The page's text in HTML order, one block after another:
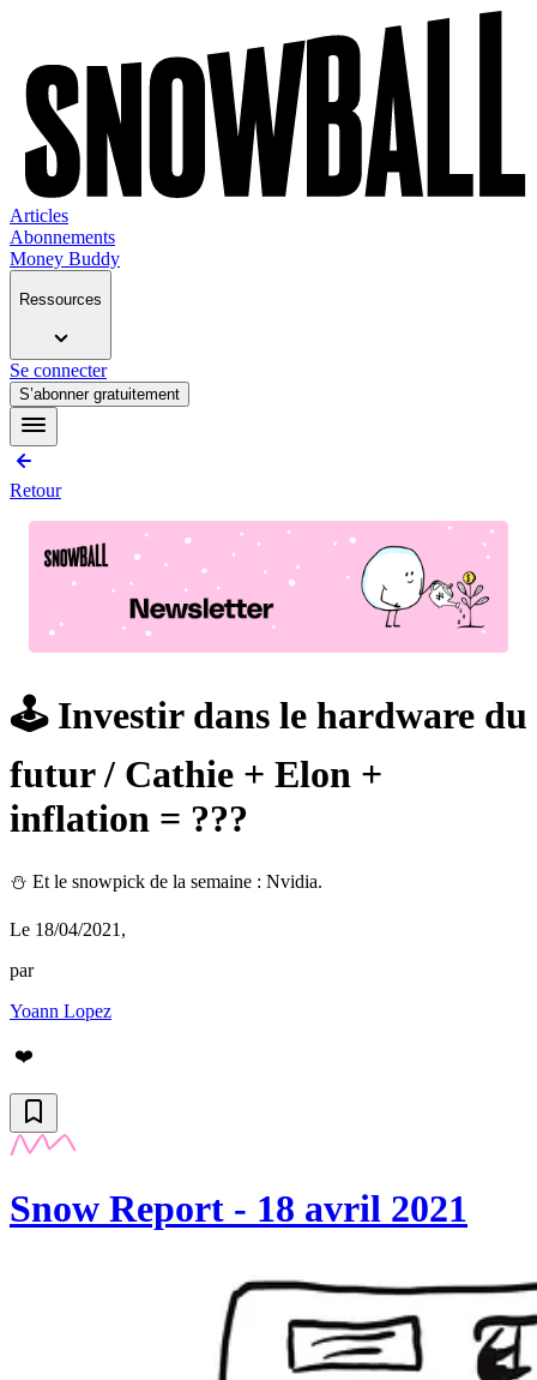
Articles
Abonnements
Money Buddy
Ressources
Se connecter
S’abonner gratuitement
Retour
🕹 Investir dans le hardware du
futur / Cathie + Elon +
inflation = ???
⛄️ Et le snowpick de la semaine : Nvidia.
Le 18/04/2021 ,
par
Yoann Lopez
❤️
Snow Report - 18 avril 2021